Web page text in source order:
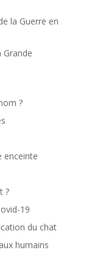
la Guerre en
Grande
?
enceinte
?
19
du chat
humains